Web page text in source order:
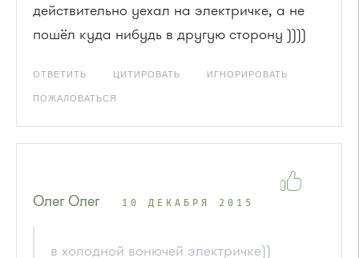
действительно уехал на электричке, а не
пошёл куда нибудь в другую сторону ))))
ОТВЕТИТЬ ЦИТИРОВАТЬ ИГНОРИРОВАТЬ
ПОЖАЛОВАТЬСЯ
Олег Олег 10 ДЕКАБРЯ 2015
в холодной вонючей электричке))